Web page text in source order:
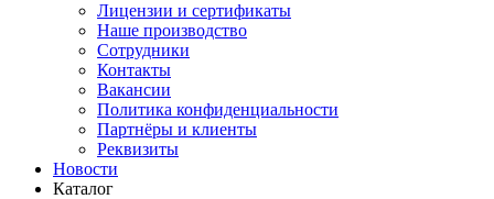
Лицензии и сертификаты
Наше производство
Сотрудники
Контакты
Вакансии
Политика конфиденциальности
Партнёры и клиенты
Реквизиты
Новости
Каталог